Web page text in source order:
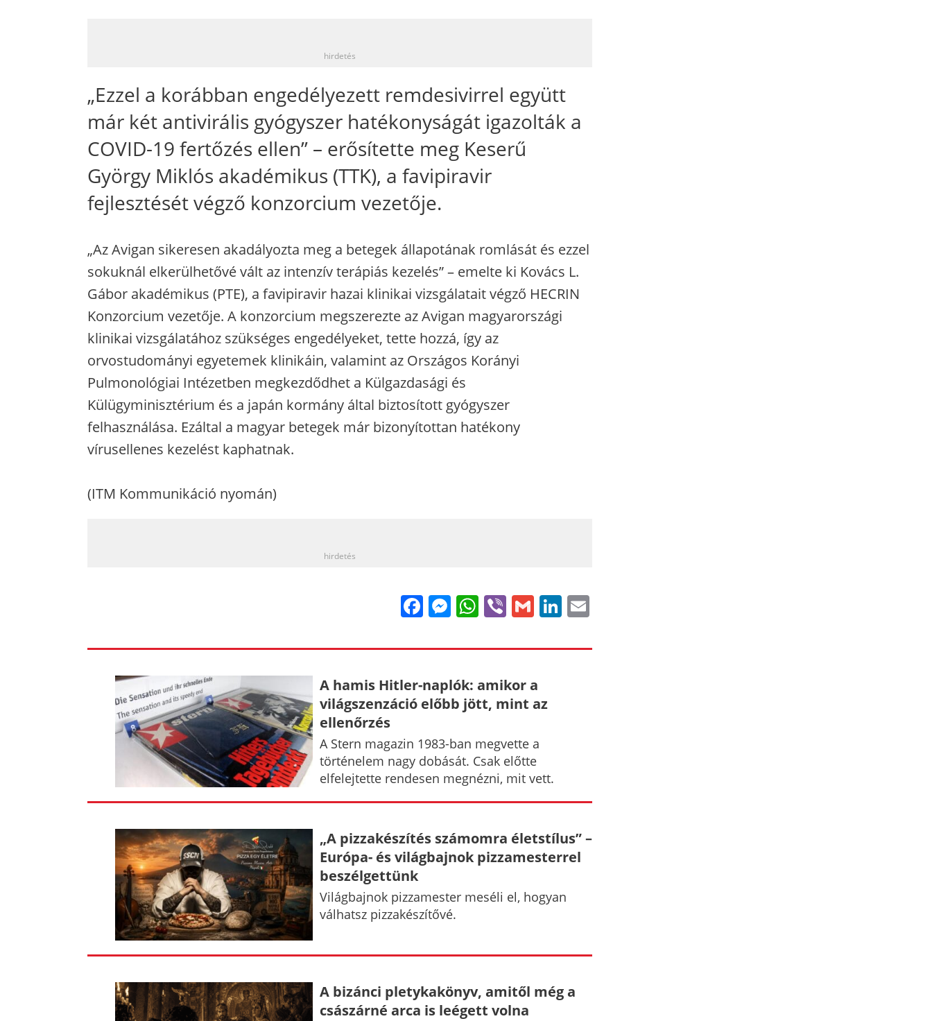
hirdetés
„Ezzel a korábban engedélyezett remdesivirrel együtt
már két antivirális gyógyszer hatékonyságát igazolták a
COVID-19 fertőzés ellen” – erősítette meg Keserű
György Miklós akadémikus (TTK), a favipiravir
fejlesztését végző konzorcium vezetője.
„Az Avigan sikeresen akadályozta meg a betegek állapotának romlását és ezzel
sokuknál elkerülhetővé vált az intenzív terápiás kezelés” – emelte ki Kovács L.
Gábor akadémikus (PTE), a favipiravir hazai klinikai vizsgálatait végző HECRIN
Konzorcium vezetője. A konzorcium megszerezte az Avigan magyarországi
klinikai vizsgálatához szükséges engedélyeket, tette hozzá, így az
orvostudományi egyetemek klinikáin, valamint az Országos Korányi
Pulmonológiai Intézetben megkezdődhet a Külgazdasági és
Külügyminisztérium és a japán kormány által biztosított gyógyszer
felhasználása. Ezáltal a magyar betegek már bizonyítottan hatékony
vírusellenes kezelést kaphatnak.
(ITM Kommunikáció nyomán)
hirdetés
Facebook
Messenger
WhatsApp
ViberGmailLinkedIn
Email
A hamis Hitler-naplók: amikor a
világszenzáció előbb jött, mint az
ellenőrzés
A Stern magazin 1983-ban megvette a
történelem nagy dobását. Csak előtte
elfelejtette rendesen megnézni, mit vett.
„A pizzakészítés számomra életstílus” –
Európa- és világbajnok pizzamesterrel
beszélgettünk
Világbajnok pizzamester meséli el, hogyan
válhatsz pizzakészítővé.
A bizánci pletykakönyv, amitől még a
császárné arca is leégett volna